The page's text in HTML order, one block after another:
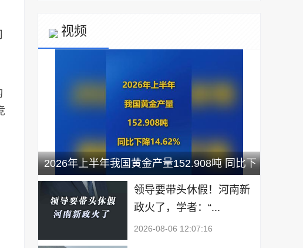
视频
2026年上半年我国黄金产量152.908吨 同比下
降14.62%
领导要带头休假！河南新
政火了，学者：“...
2026-08-06 12:07:16